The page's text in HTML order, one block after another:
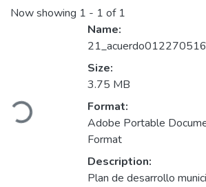
Now showing 1 - 1 of 1
Loading...
Name:
Size:
3.75 MB
Format:
Adobe Portable
Format
Description:
Plan de desarrollo